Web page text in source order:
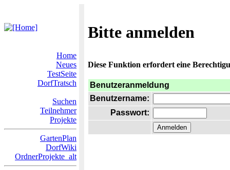
Bitte anmelden
Home
Neues
TestSeite
DorfTratsch
Suchen
Teilnehmer
Projekte
GartenPlan
DorfWiki
OrdnerProjekte_alt
Diese Funktion erfordert eine
Benutzeranmeldung
Benutzername:
Passwort: